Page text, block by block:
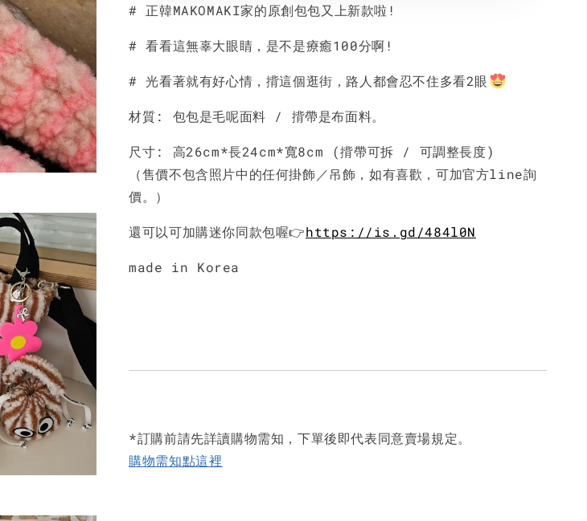
# 正韓MAKOMAKI家的原創包包又上新款啦!
# 看看這無辜大眼睛，是不是療癒100分啊!
# 光看著就有好心情，揹這個逛街，路人都會忍不住多看2眼
材質: 包包是毛呢面料 / 揹帶是布面料。
尺寸: 高26cm*長24cm*寬8cm (揹帶可拆 / 可調整長度)
（售價不包含照片中的任何掛飾／吊飾，如有喜歡，可加官方line詢
價。）
還可以可加購迷你同款包喔👉https://is.gd/484l0N
made in Korea
*訂購前請先詳讀購物需知，下單後即代表同意賣場規定。
購物需知點這裡